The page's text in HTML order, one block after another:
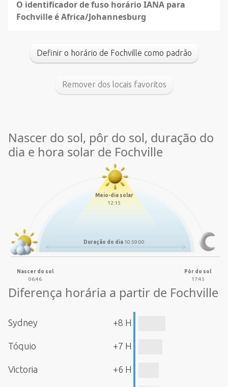
O identificador de fuso horário IANA para
Fochville é Africa/Johannesburg
Definir o horário de Fochville como padrão
Remover dos locais favoritos
Nascer do sol, pôr do sol, duração do
dia e hora solar de Fochville
Meio-dia solar
12:15
Duração do dia 10:59:00
Nascer do sol
06:46
Pôr do sol
17:45
Diferença horária a partir de Fochville
Sydney +8 H
Tóquio +7 H
Victoria +6 H